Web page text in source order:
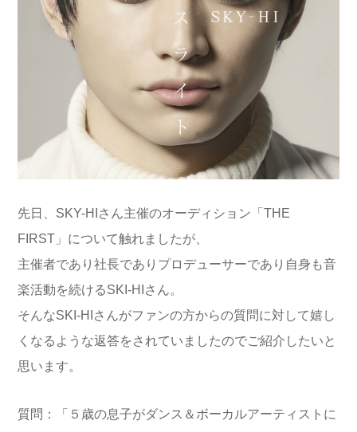
先日、SKY-HIさん主催のオーディション「THE
FIRST」について触れましたが、
主催者であり社長でありプロデューサーであり自身も音
楽活動を続けるSKI-HIさん。
そんなSKI-HIさんがファンの方からの質問に対して嬉し
くなるような返答をされていましたのでご紹介したいと
思います。
質問：「５歳の息子がダンス＆ボーカルアーティストに